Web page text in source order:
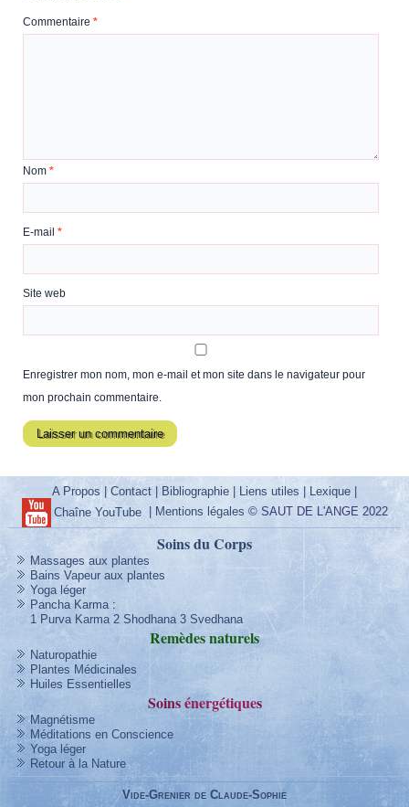
Commentaire*
Nom*
E-mail*
Site web
Enregistrer mon nom, mon e-mail et mon site dans le navigateur pour
mon prochain commentaire.
A Propos |Contact Bibliographie Liens utiles Lexique
Chaîne YouTube| Mentions légales © SAUT DE L'ANGE 2022
Soins du Corps
Massages aux plantes
Bains Vapeur aux plantes
Yoga léger
Pancha Karma:
1 Purva Karma 2 Shodhana 3 Svedhana
Remèdesnaturels
Naturopathie
Plantes Médicinales
Huiles Essentielles
Soinsénergétiques
Magnétisme
Méditations en Conscience
Yoga léger
Retour à la Nature
Vide-Grenier de Claude-Sophie